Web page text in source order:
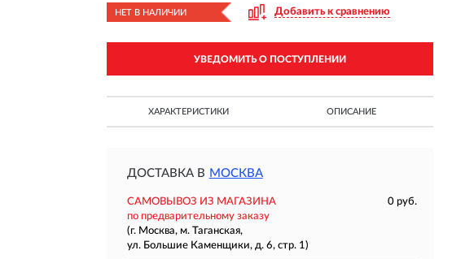
НЕТ В НАЛИЧИИ Добавить к сравнению
УВЕДОМИТЬ О ПОСТУПЛЕНИИ
ХАРАКТЕРИСТИКИ ОПИСАНИЕ
ДОСТАВКА В МОСКВА
САМОВЫВОЗ ИЗ МАГАЗИНА
0 руб.
по предварительному заказу
(г. Москва, м. Таганская,
ул. Большие Каменщики, д. 6, стр. 1)